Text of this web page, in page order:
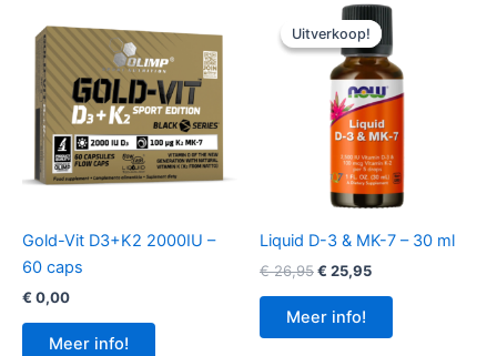
Gold-Vit D3+K2 2000IU –
60 caps
€ 0,00
Meer info!
Uitverkoop!
Uitverkoop!
Liquid D-3 & MK-7 – 30 ml
€26,95Oorspronkelijke
was:
€ 26,95.
€ 25,95Huidige
Meer info!